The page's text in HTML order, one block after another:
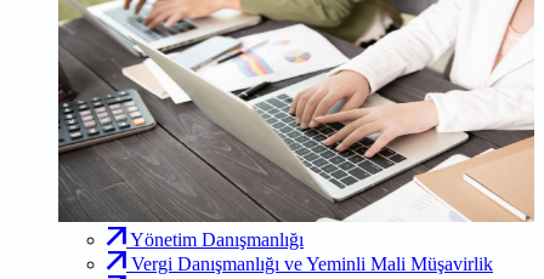
Yönetim Danışmanlığı
Vergi Danışmanlığı ve Yeminli Mali Müşavirlik